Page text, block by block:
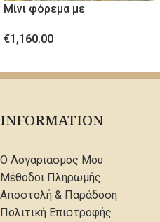
Μίνι φόρεμα με
€1,160.00
INFORMATION
Ο Λογαριασμός Μου
Μέθοδοι Πληρωμής
Αποστολή & Παράδοση
Πολιτική Επιστροφής